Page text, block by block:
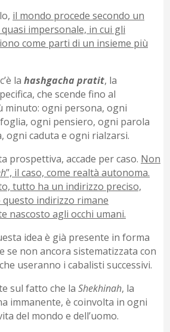
il mondo procede secondo un
impersonale, in cui gli
come parti di un insieme più
lahashgacha pratit, la
che scende fino al
minuto: ogni persona, ogni
ogni pensiero, ogni parola
ogni caduta e ogni rialzarsi.
prospettiva, accade per caso. Non
”, il caso, come realtà autonoma.
tutto ha un indirizzo preciso,
questo indirizzo rimane
nascosto agli occhi umani.
idea è già presente in forma
se non ancora sistematizzata con
useranno i cabalisti successivi.
sul fatto che laShekhinah, la
immanente, è coinvolta in ogni
del mondo e dell’uomo.